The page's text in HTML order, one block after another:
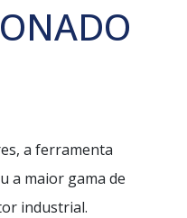
a ferramenta
a maior gama de
industrial.